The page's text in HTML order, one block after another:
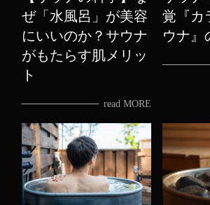
ぜ「水風呂」が美容
にいいのか？サウナ
がもたらす肌メリッ
ト
read MORE
覚『カ
ウナ』